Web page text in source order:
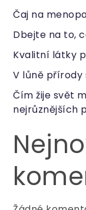
Čaj na
Dbejte na to,
Kvalitní látky
V lůně přírody
Čím žije svět
nejrůznějších